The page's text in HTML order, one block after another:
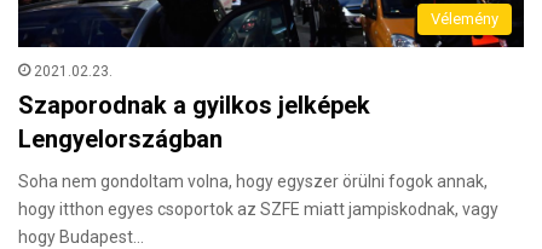
Vélemény
2021.02.23.
Szaporodnak a gyilkos jelképek
Lengyelországban
Soha nem gondoltam volna, hogy egyszer örülni fogok annak,
hogy itthon egyes csoportok az SZFE miatt jampiskodnak, vagy
hogy Budapest…